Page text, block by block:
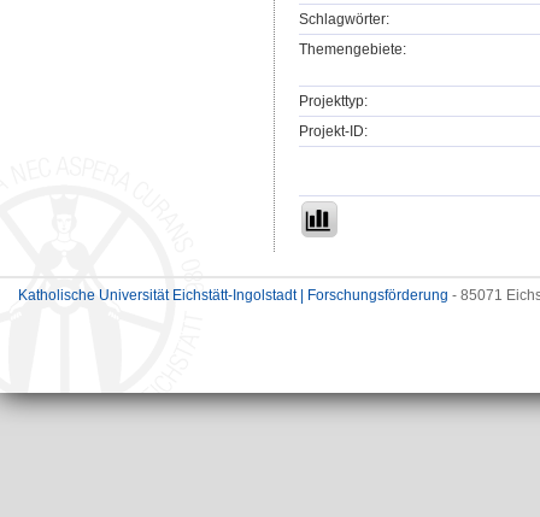
Schlagwörter:
Themengebiete:
Projekttyp:
Projekt-ID:
Katholische Universität Eichstätt-Ingolstadt | Forschungsförderung - 85071